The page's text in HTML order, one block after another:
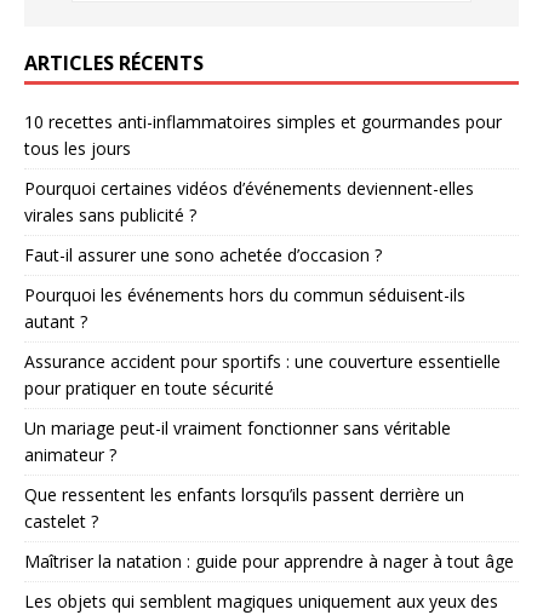
ARTICLES RÉCENTS
10 recettes anti-inflammatoires simples et gourmandes pour
tous les jours
Pourquoi certaines vidéos d’événements deviennent-elles
virales sans publicité ?
Faut-il assurer une sono achetée d’occasion ?
Pourquoi les événements hors du commun séduisent-ils
autant ?
Assurance accident pour sportifs : une couverture essentielle
pour pratiquer en toute sécurité
Un mariage peut-il vraiment fonctionner sans véritable
animateur ?
Que ressentent les enfants lorsqu’ils passent derrière un
castelet ?
Maîtriser la natation : guide pour apprendre à nager à tout âge
Les objets qui semblent magiques uniquement aux yeux des